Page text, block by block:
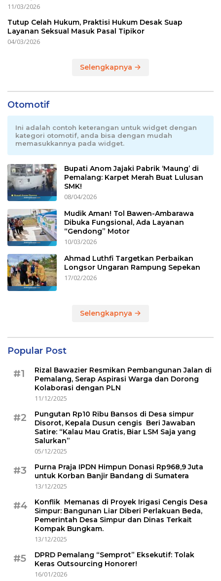
11/03/2026
Tutup Celah Hukum, Praktisi Hukum Desak Suap
Layanan Seksual Masuk Pasal Tipikor
04/03/2026
Selengkapnya
Otomotif
Ini adalah contoh keterangan untuk widget dengan
kategori otomotif, anda bisa dengan mudah
memasukkannya pada widget.
Bupati Anom Jajaki Pabrik ‘Maung’ di
Pemalang: Karpet Merah Buat Lulusan
SMK!
08/04/2026
Mudik Aman! Tol Bawen-Ambarawa
Dibuka Fungsional, Ada Layanan
“Gendong” Motor
10/03/2026
Ahmad Luthfi Targetkan Perbaikan
Longsor Ungaran Rampung Sepekan
17/02/2026
Selengkapnya
Popular Post
#1
Rizal Bawazier Resmikan Pembangunan Jalan di
Pemalang, Serap Aspirasi Warga dan Dorong
Kolaborasi dengan PLN
11/12/2025
#2
Pungutan Rp10 Ribu Bansos di Desa simpur
Disorot, Kepala Dusun cengis Beri Jawaban
Satire: “Kalau Mau Gratis, Biar LSM Saja yang
Salurkan”
05/12/2025
#3
Purna Praja IPDN Himpun Donasi Rp968,9 Juta
untuk Korban Banjir Bandang di Sumatera
13/12/2025
#4
Konflik Memanas di Proyek Irigasi Cengis Desa
Simpur: Bangunan Liar Diberi Perlakuan Beda,
Pemerintah Desa Simpur dan Dinas Terkait
Kompak Bungkam.
13/12/2025
#5
DPRD Pemalang “Semprot” Eksekutif: Tolak
Keras Outsourcing Honorer!
16/01/2026